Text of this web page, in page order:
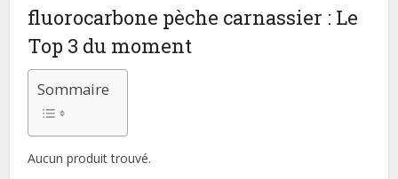
fluorocarbone pèche carnassier : Le
Top 3 du moment
Sommaire
Aucun produit trouvé.